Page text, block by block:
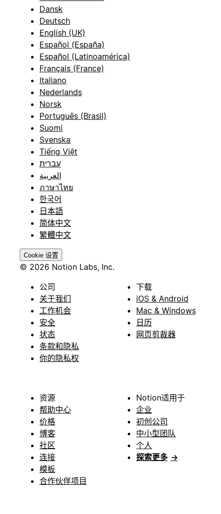
Dansk
Deutsch
English (UK)
Español (España)
Español (Latinoamérica)
Français (France)
Italiano
Nederlands
Norsk
Português (Brasil)
Suomi
Svenska
Tiếng Việt
עברית
العربية
ภาษาไทย
한국어
日本語
简体中文
繁體中文
Cookie 设置
© 2026 Notion Labs, Inc.
公司
关于我们
工作机会
安全
状态
条款和隐私
你的隐私权
下载
iOS & Android
Mac & Windows
日历
网页剪裁器
资源
帮助中心
价格
博客
社区
连接
模板
合作伙伴项目
Notion适用于
企业
初创公司
中小型团队
个人
探索更多 →